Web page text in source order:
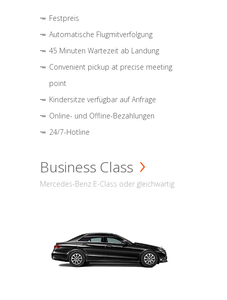
Festpreis
Automatische Flugmitverfolgung
45 Minuten Wartezeit ab Landung
Convenient pickup at precise meeting
point
Kindersitze verfügbar auf Anfrage
Online- und Offline-Bezahlungen
24/7-Hotline
Business Class
Mercedes-Benz E-Class oder gleichwärtig